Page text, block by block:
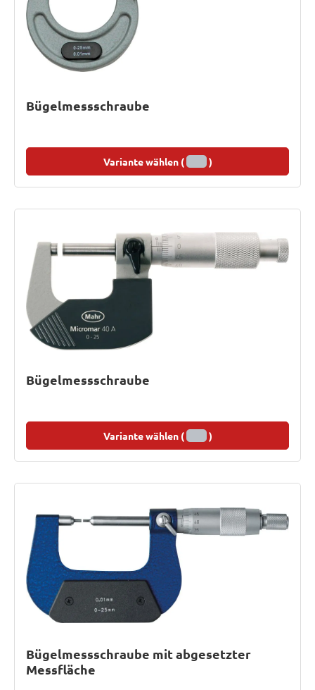
Bügelmessschraube
Variante wählen ( )
Bügelmessschraube
Variante wählen ( )
Bügelmessschraube mit abgesetzter
Messfläche